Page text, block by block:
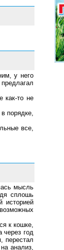
у него
как-то не
порядке,
все,
мысль
сплошь
историей
к кошке,
через год
перестал
анализ,